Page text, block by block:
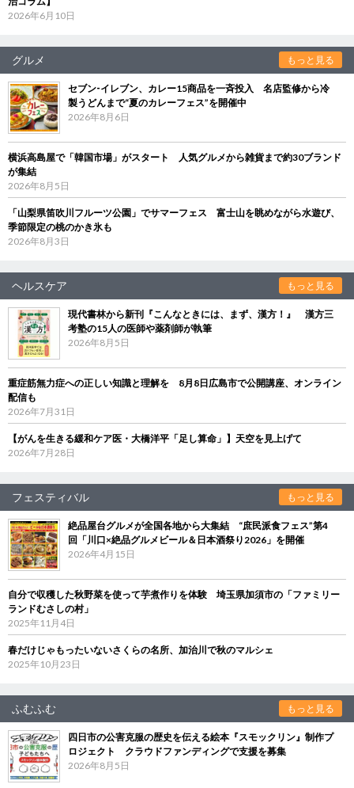
2026年6月10日
グルメ もっと見る
セブン‐イレブン、カレー15商品を一斉投入 名店監修から冷
製うどんまで“夏のカレーフェス”を開催中
2026年8月6日
横浜高島屋で「韓国市場」がスタート 人気グルメから雑貨まで約30ブランド
が集結
2026年8月5日
「山梨県笛吹川フルーツ公園」でサマーフェス 富士山を眺めながら水遊び、
季節限定の桃のかき氷も
2026年8月3日
ヘルスケア もっと見る
現代書林から新刊『こんなときには、まず、漢方！』 漢方三
考塾の15人の医師や薬剤師が執筆
2026年8月5日
重症筋無力症への正しい知識と理解を 8月8日広島市で公開講座、オンライン
配信も
2026年7月31日
【がんを生きる緩和ケア医・大橋洋平「足し算命」】天空を見上げて
2026年7月28日
フェスティバル もっと見る
絶品屋台グルメが全国各地から大集結 “庶民派食フェス”第4
回「川口×絶品グルメビール＆日本酒祭り2026」を開催
2026年4月15日
自分で収穫した秋野菜を使って芋煮作りを体験 埼玉県加須市の「ファミリー
ランドむさしの村」
2025年11月4日
春だけじゃもったいないさくらの名所、加治川で秋のマルシェ
2025年10月23日
ふむふむ もっと見る
四日市の公害克服の歴史を伝える絵本『スモックリン』制作プ
ロジェクト クラウドファンディングで支援を募集
2026年8月5日